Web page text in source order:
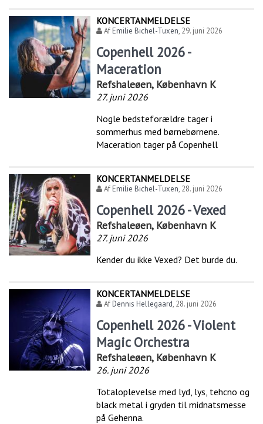
KONCERTANMELDELSE
AfEmilie Bichel-Tuxen, 29. juni 2026
Copenhell 2026 -
Maceration
Refshaleøen, København K
27. juni 2026
Nogle bedsteforældre tager i
sommerhus med børnebørnene.
Maceration tager på Copenhell
KONCERTANMELDELSE
AfEmilie Bichel-Tuxen, 28. juni 2026
Copenhell 2026 - Vexed
Refshaleøen, København K
27. juni 2026
Kender du ikke Vexed? Det burde du.
KONCERTANMELDELSE
AfDennis Hellegaard, 28. juni 2026
Copenhell 2026 - Violent
Magic Orchestra
Refshaleøen, København K
26. juni 2026
Totaloplevelse med lyd, lys, tehcno og
black metal i gryden til midnatsmesse
på Gehenna.